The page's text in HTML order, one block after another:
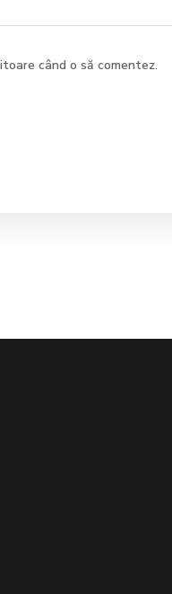
când o să comentez.